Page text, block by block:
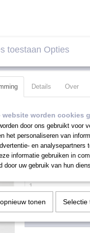
€ 20,85
✓Op voorraad
Aantal
toestaan Opties
Details Over
website worden cookies
door ons gebruikt voor
het personaliseren van
en
informatie gebruiken in
door uw gebruik van hun
tonen Selectie